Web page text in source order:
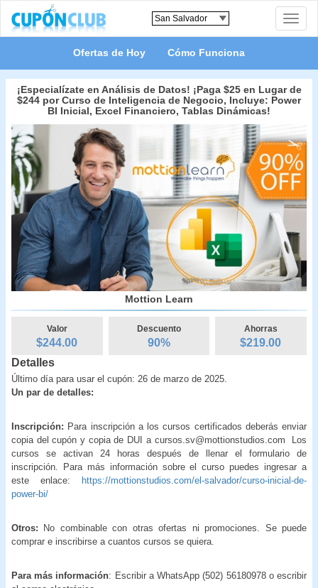
Toggle
Ofertas de Hoy Cómo Funciona
¡Especialízate en Análisis de Datos! ¡Paga $25 en Lugar de
$244 por Curso de Inteligencia de Negocio, Incluye: Power
BI Inicial, Excel Financiero, Tablas Dinámicas!
Mottion Learn
Valor
$244.00
Descuento
90%
Ahorras
$219.00
Detalles
Último día para usar el cupón: 26 de marzo de 2025.
Un par de detalles:
Inscripción: Para inscripción a los cursos certificados deberás enviar
copia del cupón y copia de DUI a cursos.sv@mottionstudios.com Los
cursos se activan 24 horas después de llenar el formulario de
inscripción. Para más información sobre el curso puedes ingresar a
este enlace:
https://mottionstudios.com/el-salvador/curso-inicial-de-
power-bi/
Otros: No combinable con otras ofertas ni promociones. Se puede
comprar e inscribirse a cuantos cursos se quiera.
Para más información: Escribir a WhatsApp (502) 56180978 o escribir